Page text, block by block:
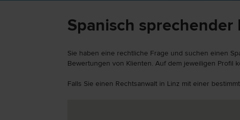
Spanisch
Sie haben eine rechtliche Frage und suchen einen
Bewertungen von Klienten. Auf dem jeweiligen Profil
Falls Sie einen Rechtsanwalt in Linz mit einer